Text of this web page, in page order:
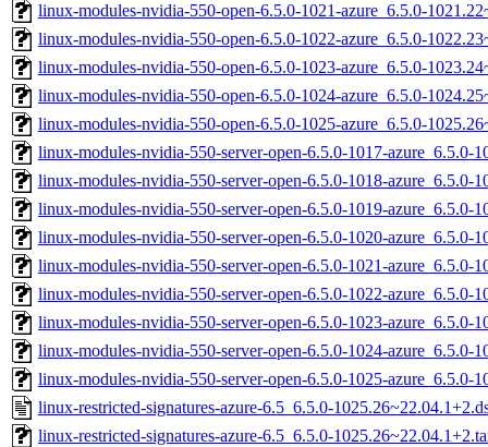
linux-modules-nvidia-550-open-6.5.0-1021-azure_6.5.0-
linux-modules-nvidia-550-open-6.5.0-1022-azure_6.5.0-
linux-modules-nvidia-550-open-6.5.0-1023-azure_6.5.0-
linux-modules-nvidia-550-open-6.5.0-1024-azure_6.5.0-
linux-modules-nvidia-550-open-6.5.0-1025-azure_6.5.0-
linux-modules-nvidia-550-server-open-6.5.0-1017-azure_6.5.0-
linux-modules-nvidia-550-server-open-6.5.0-1018-azure_6.5.0-
linux-modules-nvidia-550-server-open-6.5.0-1019-azure_6.5.0-
linux-modules-nvidia-550-server-open-6.5.0-1020-azure_6.5.0-
linux-modules-nvidia-550-server-open-6.5.0-1021-azure_6.5.0-
linux-modules-nvidia-550-server-open-6.5.0-1022-azure_6.5.0-
linux-modules-nvidia-550-server-open-6.5.0-1023-azure_6.5.0-
linux-modules-nvidia-550-server-open-6.5.0-1024-azure_6.5.0-
linux-modules-nvidia-550-server-open-6.5.0-1025-azure_6.5.0-
linux-restricted-signatures-azure-6.5_6.5.0-
linux-restricted-signatures-azure-6.5_6.5.0-